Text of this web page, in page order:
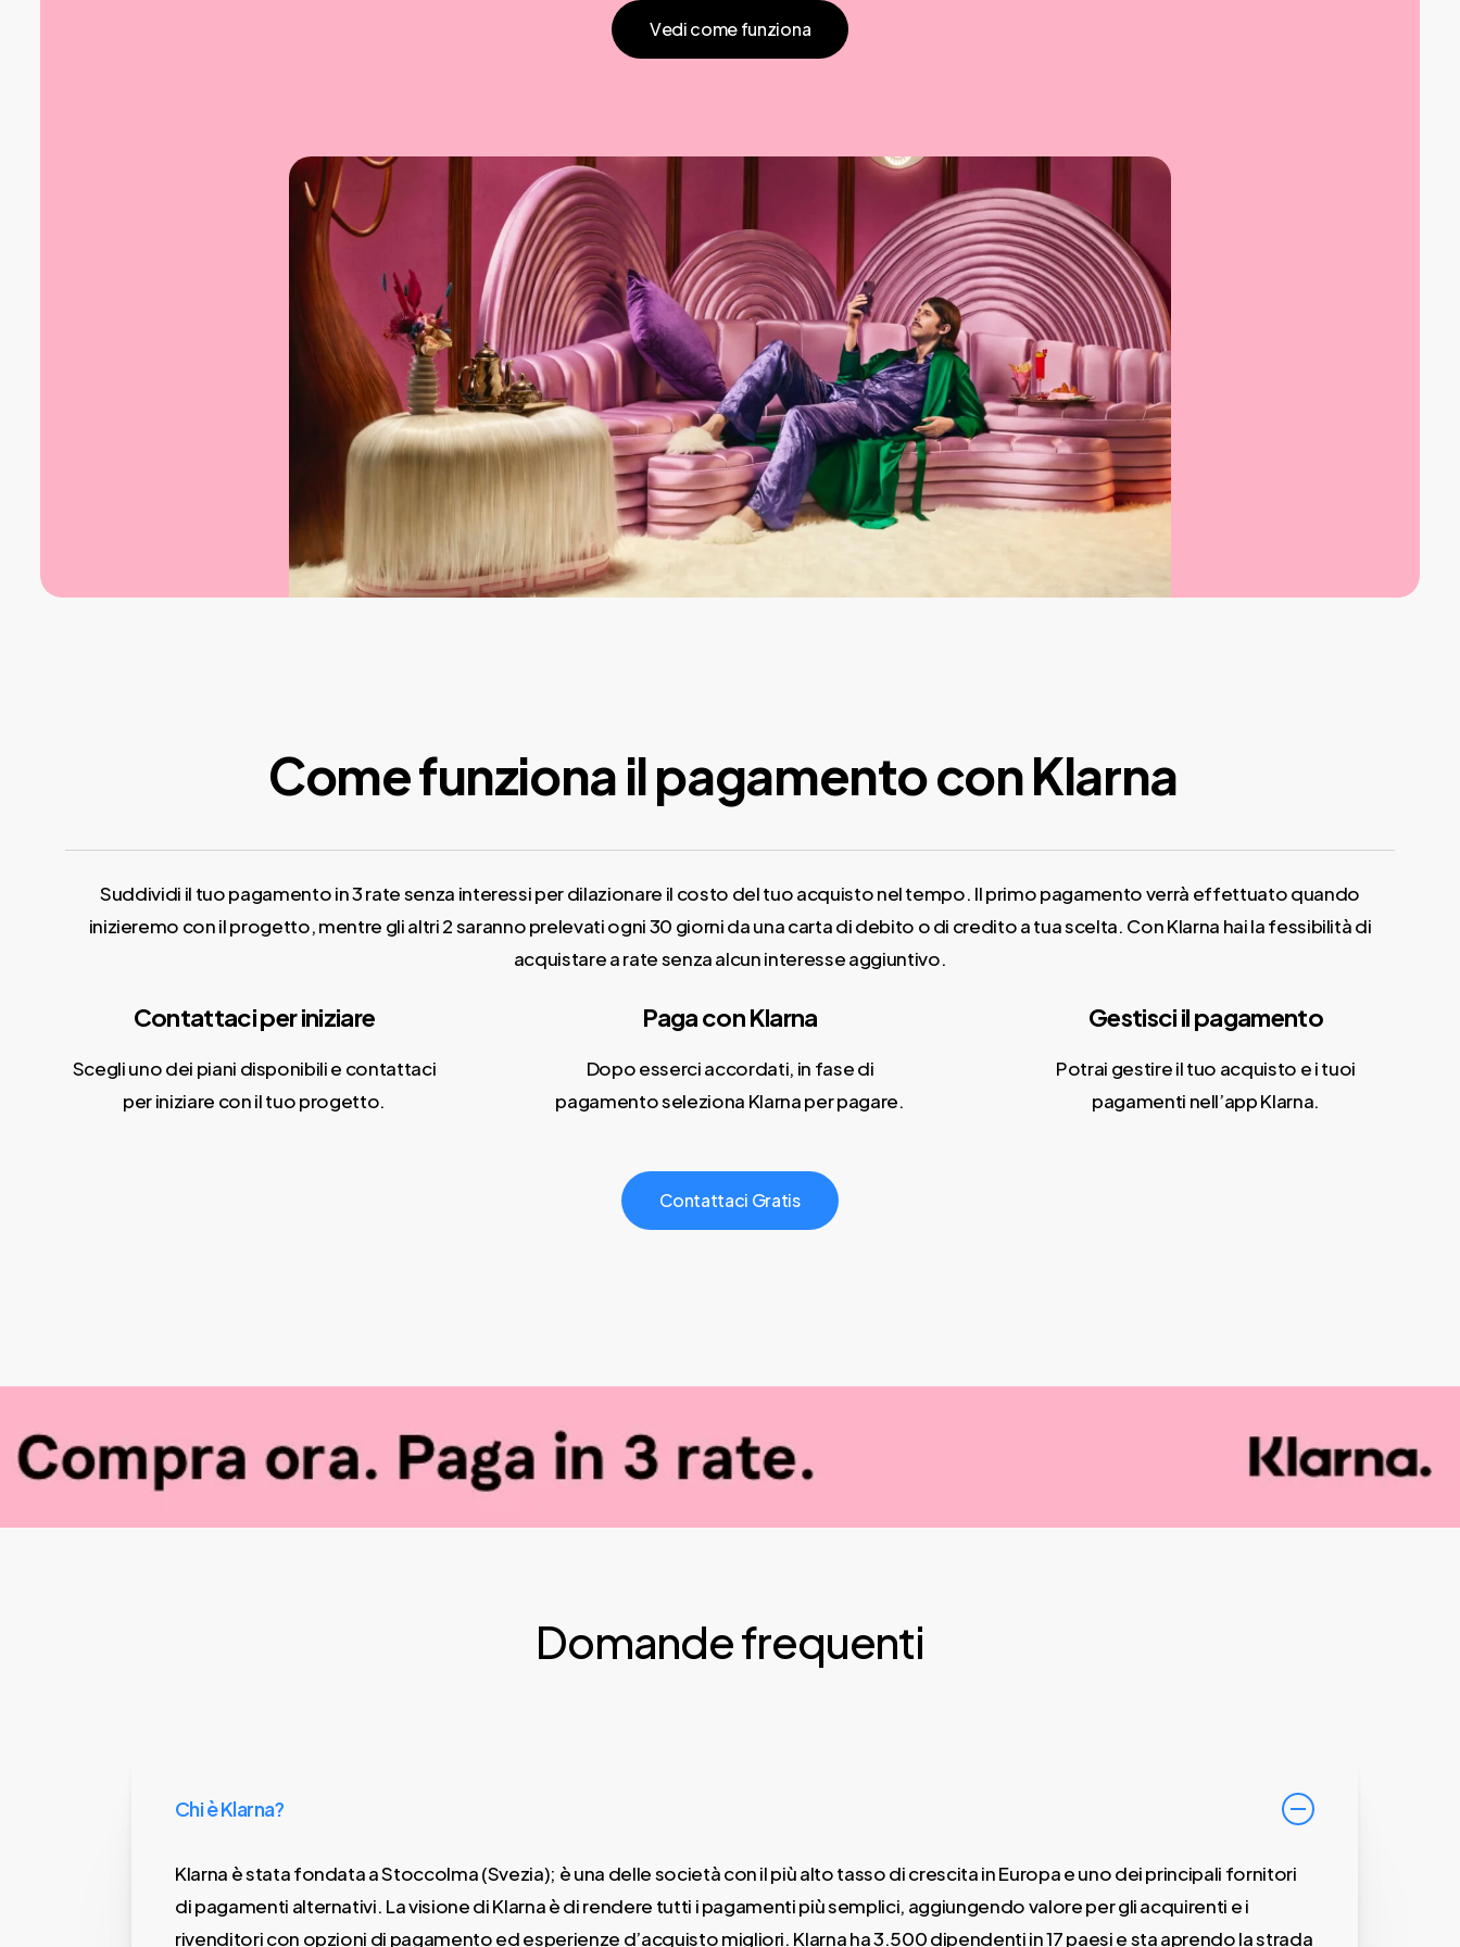
Vedicomefunziona
Come funziona il pagamento con Klarna
Suddividi il tuo pagamento in 3 rate senza interessi per dilazionare il costo del tuo acquisto nel tempo. Il primo pagamento verrà effettuato quando
inizieremo con il progetto, mentre gli altri 2 saranno prelevati ogni 30 giorni da una carta di debito o di credito a tua scelta. Con Klarna hai la fessibilità di
acquistare a rate senza alcun interesse aggiuntivo.
Contattaci per iniziare
Scegli uno dei piani disponibili e contattaci
per iniziare con il tuo progetto.
Paga con Klarna
Dopo esserci accordati, in fase di
pagamento seleziona Klarna per pagare.
Gestisci il pagamento
Potrai gestire il tuo acquisto e i tuoi
pagamenti nell’app Klarna.
Contattaci Gratis
Domande frequenti
Chi è Klarna?
Klarna è stata fondata a Stoccolma (Svezia); è una delle società con il più alto tasso di crescita in Europa e uno dei principali fornitori
di pagamenti alternativi. La visione di Klarna è di rendere tutti i pagamenti più semplici, aggiungendo valore per gli acquirenti e i
rivenditori con opzioni di pagamento ed esperienze d’acquisto migliori. Klarna ha 3.500 dipendenti in 17 paesi e sta aprendo la strada